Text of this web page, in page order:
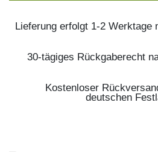
Lieferung erfolgt 1-2 Werktage
30-tägiges Rückgaberecht
Kostenloser
deutschen